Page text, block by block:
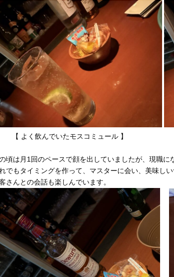
よく飲んでいたモスコミュール 】 【 お
頃は月1回のペースで顔を出していましたが、現職
でもタイミングを作って、マスターに会い、美味し
さんとの会話も楽しんでいます。